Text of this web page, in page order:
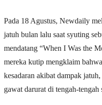
Pada 18 Agustus, Newdaily
jatuh bulan lalu saat syuting
mendatang “When I Was the
mereka kutip mengklaim
kesadaran akibat dampak
gawat darurat di tengah-tengah